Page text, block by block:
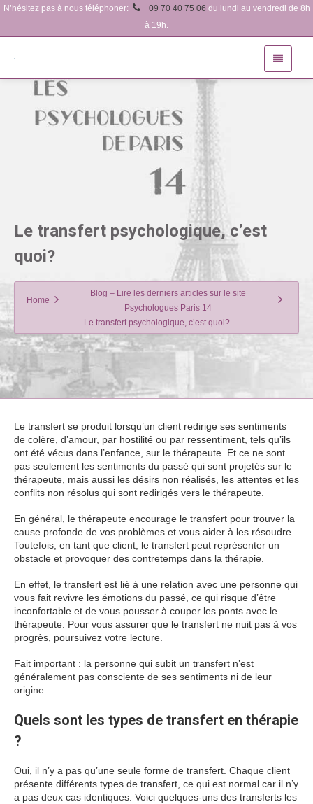
N’hésitez pas à nous téléphoner: 09 70 40 75 06 du lundi au vendredi de 8h
à 19h.
Le transfert psychologique, c’est
quoi?
Home
Blog – Lire les derniers articles sur le site
Psychologues Paris 14
Le transfert psychologique, c’est quoi?
Le transfert se produit lorsqu’un client redirige ses sentiments
de colère, d’amour, par hostilité ou par ressentiment, tels qu’ils
ont été vécus dans l’enfance, sur le thérapeute. Et ce ne sont
pas seulement les sentiments du passé qui sont projetés sur le
thérapeute, mais aussi les désirs non réalisés, les attentes et les
conflits non résolus qui sont redirigés vers le thérapeute.
En général, le thérapeute encourage le transfert pour trouver la
cause profonde de vos problèmes et vous aider à les résoudre.
Toutefois, en tant que client, le transfert peut représenter un
obstacle et provoquer des contretemps dans la thérapie.
En effet, le transfert est lié à une relation avec une personne qui
vous fait revivre les émotions du passé, ce qui risque d’être
inconfortable et de vous pousser à couper les ponts avec le
thérapeute. Pour vous assurer que le transfert ne nuit pas à vos
progrès, poursuivez votre lecture.
Fait important : la personne qui subit un transfert n’est
généralement pas consciente de ses sentiments ni de leur
origine.
Quels sont les types de transfert en thérapie
?
Oui, il n’y a pas qu’une seule forme de transfert. Chaque client
présente différents types de transfert, ce qui est normal car il n’y
a pas deux cas identiques. Voici quelques-uns des transferts les